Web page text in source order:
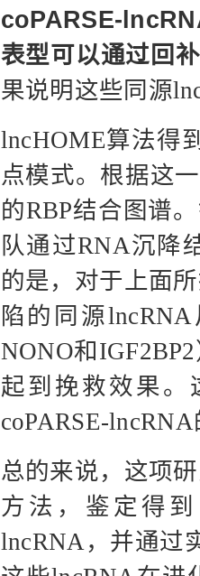
coPARSE-
表型可以通过回
果说明这些同源
lncHOME算法得
点模式。根据这
的RBP结合图谱
队通过RNA沉降
的是，对于上面
陷的同源
NONO和
起到挽救效果。
coPARSE-
总的来说，这项
方法，鉴定得
lncRNA，并通过